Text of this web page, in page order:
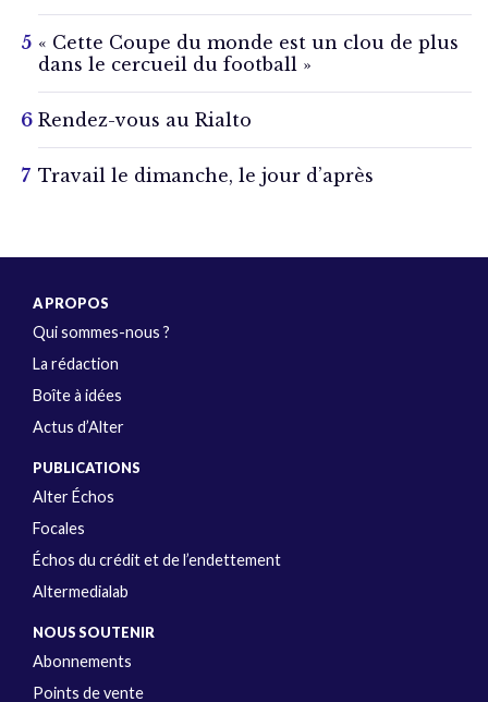
« Cette Coupe du monde est un clou de plus
dans le cercueil du football »
Rendez-vous au Rialto
Travail le dimanche, le jour d’après
A PROPOS
Qui sommes-nous ?
La rédaction
Boîte à idées
Actus d’Alter
PUBLICATIONS
Alter Échos
Focales
Échos du crédit et de l’endettement
Altermedialab
NOUS SOUTENIR
Abonnements
Points de vente